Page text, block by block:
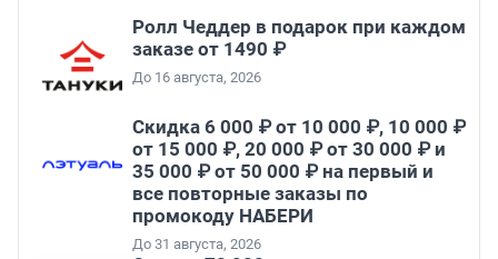
Ролл Чеддер в подарок при каждом
заказе от 1490 ₽
До 16 августа, 2026
Скидка 6 000 ₽ от 10 000 ₽, 10 000 ₽
от 15 000 ₽, 20 000 ₽ от 30 000 ₽ и
35 000 ₽ от 50 000 ₽ на первый и
все повторные заказы по
промокоду НАБЕРИ
До 31 августа, 2026